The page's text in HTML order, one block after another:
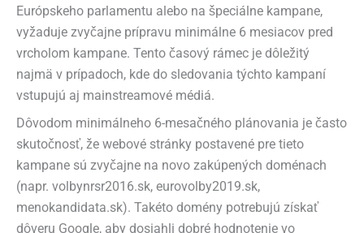
Európskeho parlamentu alebo na špeciálne kampane,
vyžaduje zvyčajne prípravu minimálne 6 mesiacov pred
vrcholom kampane. Tento časový rámec je dôležitý
najmä v prípadoch, kde do sledovania týchto kampaní
vstupujú aj mainstreamové médiá.
Dôvodom minimálneho 6-mesačného plánovania je často
skutočnosť, že webové stránky postavené pre tieto
kampane sú zvyčajne na novo zakúpených doménach
(napr. volbynrsr2016.sk, eurovolby2019.sk,
menokandidata.sk). Takéto domény potrebujú získať
dôveru Google, aby dosiahli dobré hodnotenie vo